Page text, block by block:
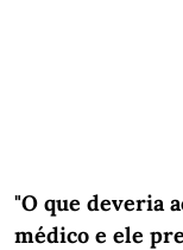
"O que deveria
médico e ele